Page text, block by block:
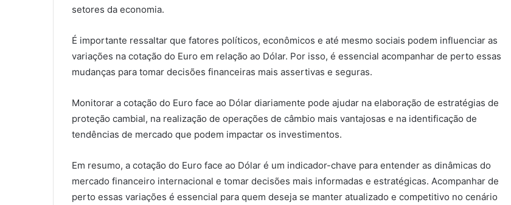
setores da economia.
É importante ressaltar que fatores políticos, econômicos e até mesmo sociais podem influenciar as
variações na cotação do Euro em relação ao Dólar. Por isso, é essencial acompanhar de perto essas
mudanças para tomar decisões financeiras mais assertivas e seguras.
Monitorar a cotação do Euro face ao Dólar diariamente pode ajudar na elaboração de estratégias de
proteção cambial, na realização de operações de câmbio mais vantajosas e na identificação de
tendências de mercado que podem impactar os investimentos.
Em resumo, a cotação do Euro face ao Dólar é um indicador-chave para entender as dinâmicas do
mercado financeiro internacional e tomar decisões mais informadas e estratégicas. Acompanhar de
perto essas variações é essencial para quem deseja se manter atualizado e competitivo no cenário